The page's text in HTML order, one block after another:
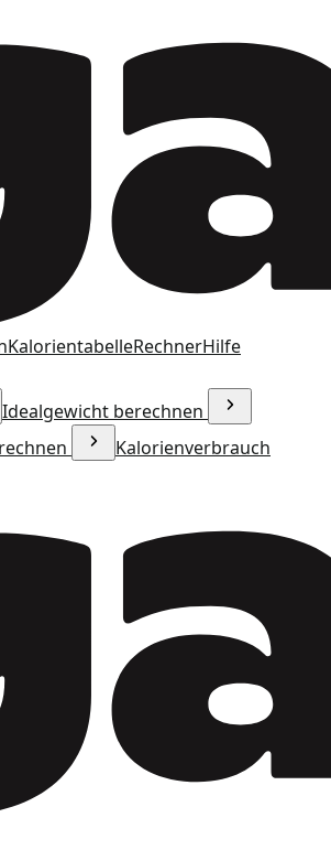
KalorientabelleRechnerHilfe
Idealgewicht berechnen
Kalorienverbrauch